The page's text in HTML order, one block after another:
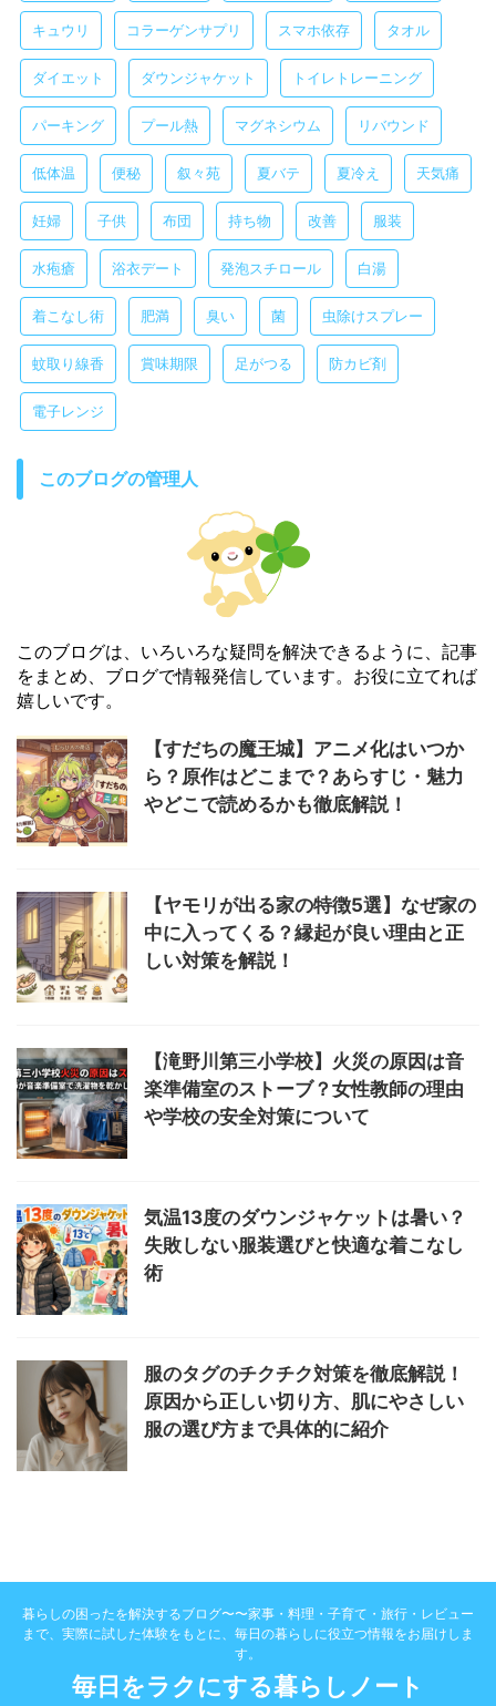
キュウリ コラーゲンサプリ スマホ依存 タオル
ダイエット ダウンジャケット トイレトレーニング
パーキング プール熱 マグネシウム リバウンド
低体温 便秘 叙々苑 夏バテ 夏冷え 天気痛
妊婦 子供 布団 持ち物 改善 服装
水疱瘡 浴衣デート 発泡スチロール 白湯
着こなし術 肥満 臭い 菌 虫除けスプレー
蚊取り線香 賞味期限 足がつる 防カビ剤
電子レンジ
このブログの管理人
このブログは、いろいろな疑問を解決できるように、記事
をまとめ、ブログで情報発信しています。お役に立てれば
嬉しいです。
【すだちの魔王城】アニメ化はいつか
ら？原作はどこまで？あらすじ・魅力
やどこで読めるかも徹底解説！
【ヤモリが出る家の特徴5選】なぜ家の
中に入ってくる？縁起が良い理由と正
しい対策を解説！
【滝野川第三小学校】火災の原因は音
楽準備室のストーブ？女性教師の理由
や学校の安全対策について
気温13度のダウンジャケットは暑い？
失敗しない服装選びと快適な着こなし
術
服のタグのチクチク対策を徹底解説！
原因から正しい切り方、肌にやさしい
服の選び方まで具体的に紹介
暮らしの困ったを解決するブログ〜〜家事・料理・子育て・旅行・レビュー
まで、実際に試した体験をもとに、毎日の暮らしに役立つ情報をお届けしま
す。
毎日をラクにする暮らしノート